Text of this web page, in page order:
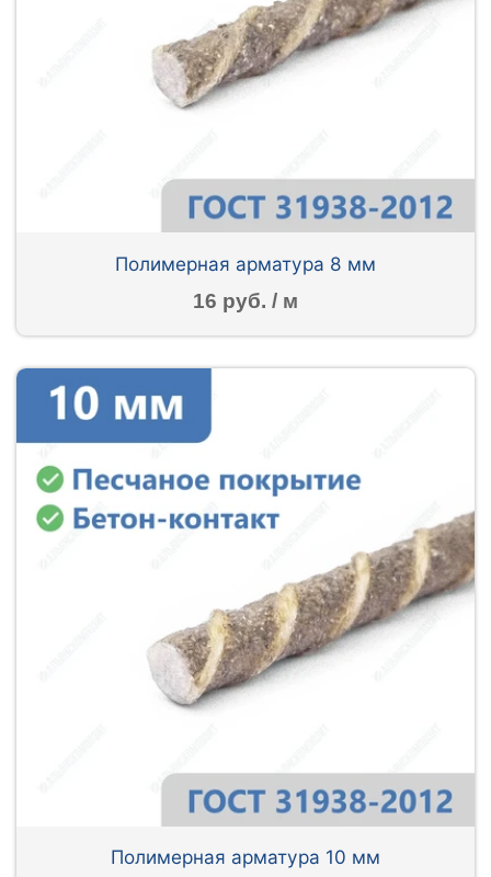
Полимерная арматура 8 мм
16 руб. / м
Полимерная арматура 10 мм